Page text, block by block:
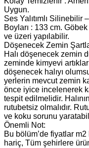
Uygun.
Ses Yalıtımlı
Boyları : 133 cm.
ve üzeri yapılabilir.
Döşenecek Zemin
Halı döşenecek zemin
zeminde kimyevi
döşenecek halıyı
yerlerin mevcut zemin
önce iyice incelenerek
tespit edilmelidir.
rutubetsiz olmalıdır.
ve koku sorunu
Önemli Not:
Bu bölüm’de fiyatlar m2
hariç, Tüm şehirlere